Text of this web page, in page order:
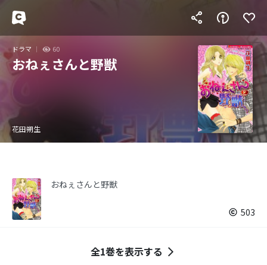
ドラマ 60
おねぇさんと野獣
花田朔生
おねぇさんと野獣
503
全1巻を表示する